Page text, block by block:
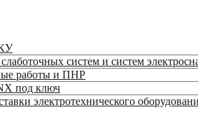
систем и систем
работы и ПНР
под ключ
электротехнического